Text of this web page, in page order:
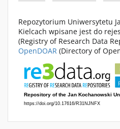
Repozytorium Uniwersytetu
Kielcach wpisane jest do
(Registry of Research Data
OpenDOAR (Directory of